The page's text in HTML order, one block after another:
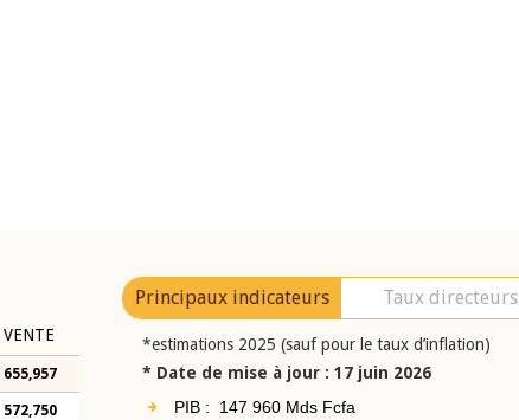
VENTE
655,957
572,750
Principaux indicateurs Taux directeurs
*estimations 2025 (sauf pour le taux d’inflation)
* Date de mise à jour : 17 juin 2026
PIB : 147 960 Mds Fcfa